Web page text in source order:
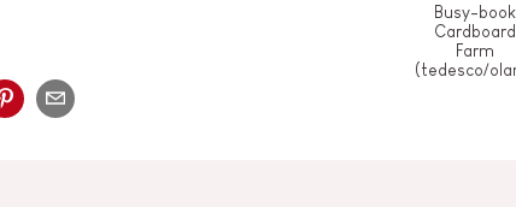
Busy-book
Cardboard
Farm
(tedesco/